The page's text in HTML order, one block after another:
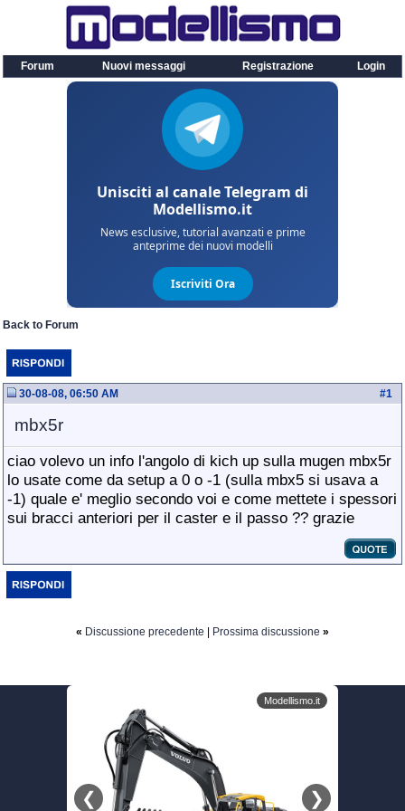
Forum Nuovi messaggi Registrazione Login
Back to Forum
#1
30-08-08, 06:50 AM
mbx5r
ciao volevo un info l'angolo di kich up sulla mugen mbx5r
lo usate come da setup a 0 o -1 (sulla mbx5 si usava a
-1) quale e' meglio secondo voi e come mettete i spessori
sui bracci anteriori per il caster e il passo ?? grazie
« Discussione precedente Prossima discussione »